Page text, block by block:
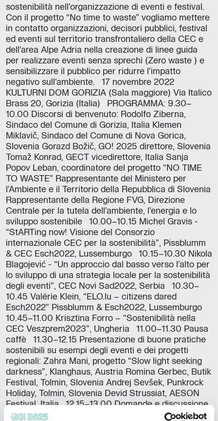
sostenibilità nell’organizzazione di eventi e festival.
Con il progetto “No time to waste” vogliamo mettere
in contatto organizzazioni, decisori pubblici, festival
ed eventi sul territorio transfrontaliero della CEC e
dell’area Alpe Adria nella creazione di linee guida
per realizzare eventi senza sprechi (Zero waste ) e
sensibilizzare il pubblico per ridurre l’impatto
negativo sull’ambiente. 17 novembre 2022
KULTURNI DOM GORIZIA (Sala maggiore) Via Italico
Brass 20, Gorizia (Italia) PROGRAMMA: 9.30–
10.00 Discorsi di benvenuto: Rodolfo Ziberna,
Sindaco del Comune di Gorizia, Italia Klemen
Miklavič, Sindaco del Comune di Nova Gorica,
Slovenia Gorazd Božič, GO! 2025 direttore, Slovenia
Tomaž Konrad, GECT vicedirettore, Italia Sanja
Popov Leban, coordinatore del progetto “NO TIME
TO WASTE” Rappresentante del Ministero per
l’Ambiente e il Territorio della Repubblica di Slovenia
Rappresentante della Regione FVG, Direzione
Centrale per la tutela dell’ambiente, l’energia e lo
sviluppo sostenibile 10.00–10.15 Michel Gravis -
“StARTing now! Visione del Consorzio
internazionale CEC per la sostenibilità”, Pissblumm
& CEC Esch2022, Lussemburgo 10.15–10.30 Nikola
Blagojević - “Un approccio dal basso verso l’alto per
lo sviluppo di una strategia locale per la sostenibilità
degli eventi”, CEC Novi Sad2022, Serbia 10.30–
10.45 Valérie Klein, “ELO.lu – citizens dared
Esch2022” Pissblumm & Esch2022, Lussemburgo
10.45–11.00 Krisztina Forro – “Sostenibilità nella
CEC Veszprem2023”, Ungheria 11.00–11.30 Pausa
caffè 11.30–12.15 Presentazione di buone pratiche
sostenibili su esempi degli eventi e dei progetti
regionali: Zahra Mani, progetto “Slow light seeking
darkness”, Klanghaus, Austria Romina Gerbec, Butik
Festival, Tolmin, Slovenia Andrej Sevšek, Punkrock
Holiday, Tolmin, Slovenia Devid Strussiat, AESON
Festival, Italia 12.15–13.00 Domande e discussione
13.00–14.00 Pausa rinfresco e socializzazione